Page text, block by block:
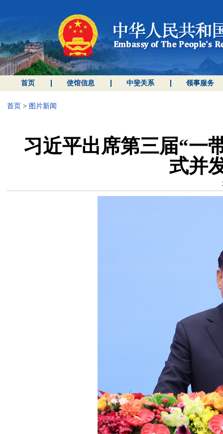
首页 使馆信息 中斐关系 领事服务
首页 > 图片新闻
习近平出席第三届“一
式并